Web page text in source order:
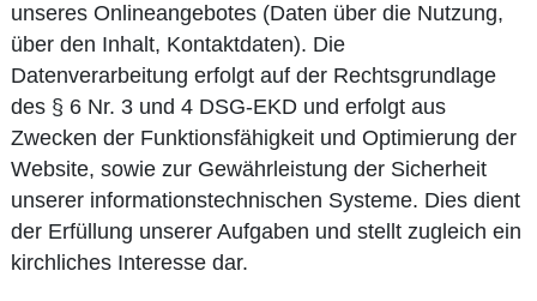
unseres Onlineangebotes (Daten über die Nutzung,
über den Inhalt, Kontaktdaten). Die
Datenverarbeitung erfolgt auf der Rechtsgrundlage
des § 6 Nr. 3 und 4 DSG-EKD und erfolgt aus
Zwecken der Funktionsfähigkeit und Optimierung der
Website, sowie zur Gewährleistung der Sicherheit
unserer informationstechnischen Systeme. Dies dient
der Erfüllung unserer Aufgaben und stellt zugleich ein
kirchliches Interesse dar.